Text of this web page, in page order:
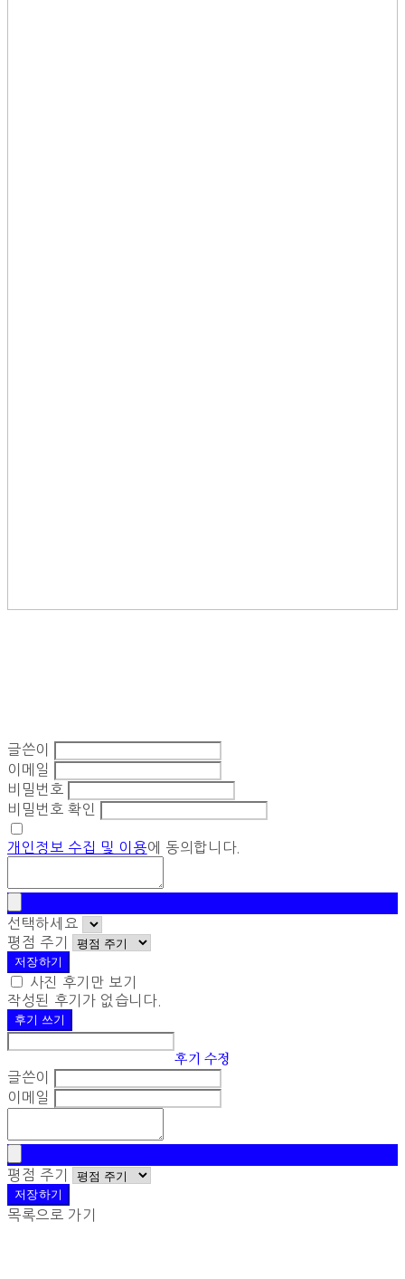
글쓴이
이메일
비밀번호
비밀번호 확인
개인정보 수집 및 이용에 동의합니다.
선택하세요
평점 주기
저장하기
사진 후기만 보기
작성된 후기가 없습니다.
후기 쓰기
후기 수정
글쓴이
이메일
평점 주기
저장하기
목록으로 가기